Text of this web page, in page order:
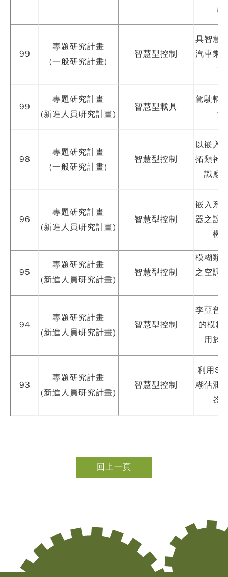
設
99
專題研究計畫
(一般研究計畫)
智慧型控制
具智慧
汽車乘
舒
99
專題研究計畫
(新進人員研究計畫)
智慧型載具
駕駛輔
測
98
專題研究計畫
(一般研究計畫)
智慧型控制
以嵌入
拓類神
識應
96
專題研究計畫
(新進人員研究計畫)
智慧型控制
嵌入系
器之設
機
95
專題研究計畫
(新進人員研究計畫)
智慧型控制
模糊類
之空調
94
專題研究計畫
(新進人員研究計畫)
智慧型控制
李亞普
的模糊
用於
93
專題研究計畫
(新進人員研究計畫)
智慧型控制
利用
糊估測
器